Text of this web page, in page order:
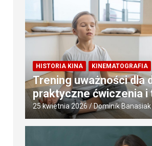
HISTORIA KINA KINEMATOGRAFIA
Trening uważności dla
praktyczne ćwiczenia i
25 kwietnia 2026 Dominik Banasiak